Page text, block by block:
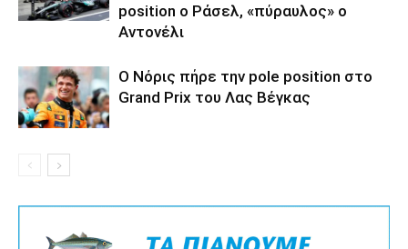
position ο Ράσελ, «πύραυλος» ο
Αντονέλι
Ο Νόρις πήρε την pole position στο
Grand Prix του Λας Βέγκας